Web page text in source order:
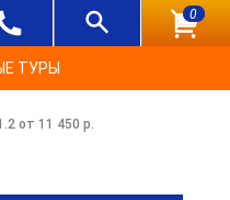
0
ТУРЫ
от 11 450 р.